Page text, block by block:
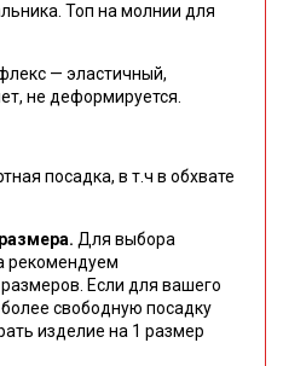
Топ на молнии для
— эластичный,
не деформируется.
посадка, в т.ч в обхвате
Для выбора
рекомендуем
Если для вашего
свободную посадку
изделие на 1 размер